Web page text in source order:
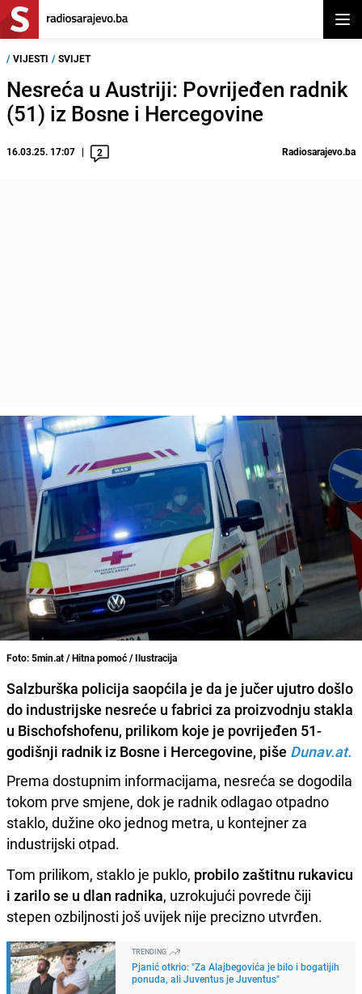
/ VIJESTI / SVIJET
Nesreća u Austriji: Povrijeđen radnik
(51) iz Bosne i Hercegovine
16.03.25. 17:07 2 Radiosarajevo.ba
Foto: 5min.at / Hitna pomoć / Ilustracija
Salzburška policija saopćila je da je jučer ujutro došlo
do industrijske nesreće u fabrici za proizvodnju stakla
u Bischofshofenu, prilikom koje je povrijeđen 51-
godišnji radnik iz Bosne i Hercegovine, piše Dunav.at.
Prema dostupnim informacijama, nesreća se dogodila
tokom prve smjene, dok je radnik odlagao otpadno
staklo, dužine oko jednog metra, u kontejner za
industrijski otpad.
Tom prilikom, staklo je puklo, probilo zaštitnu rukavicu
i zarilo se u dlan radnika, uzrokujući povrede čiji
stepen ozbiljnosti još uvijek nije precizno utvrđen.
TRENDING
Pjanić otkrio: "Za Alajbegovića je bilo i bogatijih
ponuda, ali Juventus je Juventus"